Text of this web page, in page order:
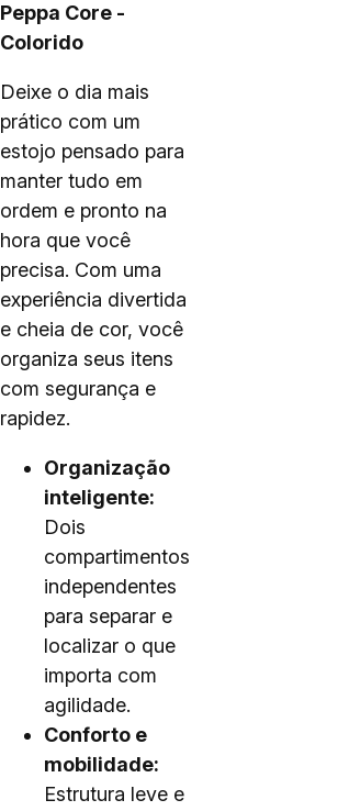
Peppa Core -
Colorido
Deixe o dia mais
prático com um
estojo pensado para
manter tudo em
ordem e pronto na
hora que você
precisa. Com uma
experiência divertida
e cheia de cor, você
organiza seus itens
com segurança e
rapidez.
Organização
inteligente:
Dois
compartimentos
independentes
para separar e
localizar o que
importa com
agilidade.
Conforto e
mobilidade:
Estrutura leve e